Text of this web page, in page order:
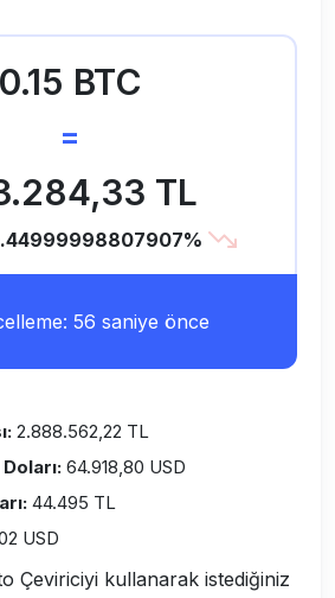
0.15 BTC
=
TL
56 saniye önce
2.888.562,22 TL
64.918,80 USD
44.495 TL
USD
Çeviriciyi kullanarak istediğiniz